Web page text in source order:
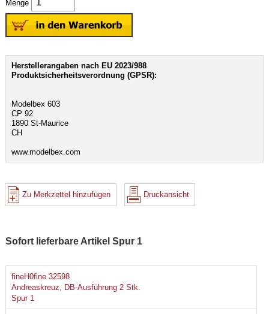
Menge
Herstellerangaben nach EU 2023/988
Produktsicherheitsverordnung (GPSR):
Modelbex 603
CP 92
1890 St-Maurice
CH
www.modelbex.com
Zu Merkzettel hinzufügen Druckansicht
Sofort lieferbare Artikel Spur 1
fineH0fine 32598
Andreaskreuz, DB-Ausführung 2 Stk.
Spur 1